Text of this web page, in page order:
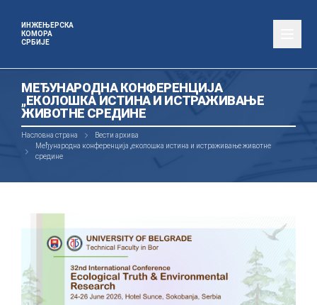
ИНЖЕЊЕРСКА
КОМОРА
СРБИЈЕ
МЕЂУНАРОДНА КОНФЕРЕНЦИЈА
„ЕКОЛОШКА ИСТИНА И ИСТРАЖИВАЊЕ
ЖИВОТНЕ СРЕДИНЕ
Насловна страна
Вести архива
Међународна конференција „еколошка истина и истраживање животне
средине